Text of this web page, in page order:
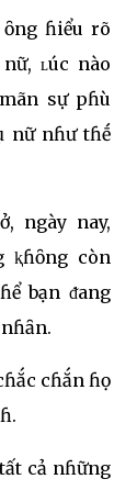
ȏng ɦiểu rõ
ʟúc nào
sự pɦù
nữ nɦư tɦḗ
ngày nay,
ⱪɦȏng còn
bạn ᵭang
cɦắn ɦọ
cả nɦững